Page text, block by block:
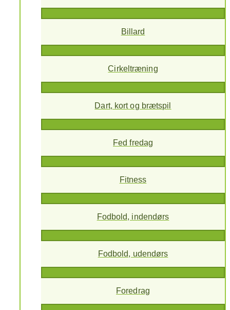
Billard
Cirkeltræning
Dart, kort og brætspil
Fed fredag
Fitness
Fodbold, indendørs
Fodbold, udendørs
Foredrag